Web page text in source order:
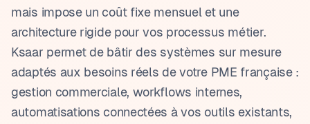
mais impose un coût fixe mensuel et une
architecture rigide pour vos processus métier.
Ksaar permet de bâtir des systèmes sur mesure
adaptés aux besoins réels de votre PME française :
gestion commerciale, workflows internes,
automatisations connectées à vos outils existants,